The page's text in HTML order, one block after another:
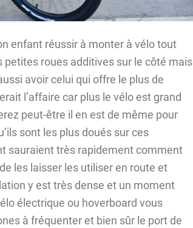
enfant réussir à monter à vélo tout
roues additives sur le côté mais
avoir celui qui offre le plus de
l’affaire car plus le vélo est grand
peut-être il en est de même pour
sont les plus doués sur ces
sauraient très rapidement comment
les laisser les utiliser en route et
y est très dense et un moment
électrique ou hoverboard vous
à fréquenter et bien sûr le port de